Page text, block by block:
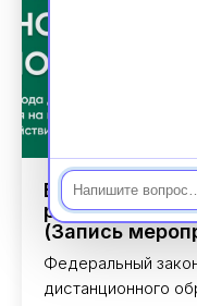
Ваша
регламент,
(Запись
Федеральный
дистанционного